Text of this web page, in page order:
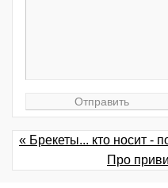
« Брекеты... кто носит -
Про